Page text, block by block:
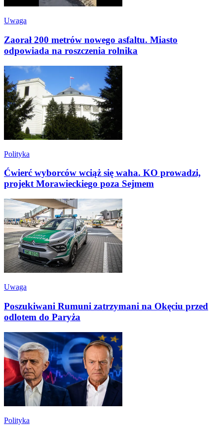
Uwaga
Zaorał 200 metrów nowego asfaltu. Miasto
odpowiada na roszczenia rolnika
Polityka
Ćwierć wyborców wciąż się waha. KO prowadzi,
projekt Morawieckiego poza Sejmem
Uwaga
Poszukiwani Rumuni zatrzymani na Okęciu przed
odlotem do Paryża
Polityka